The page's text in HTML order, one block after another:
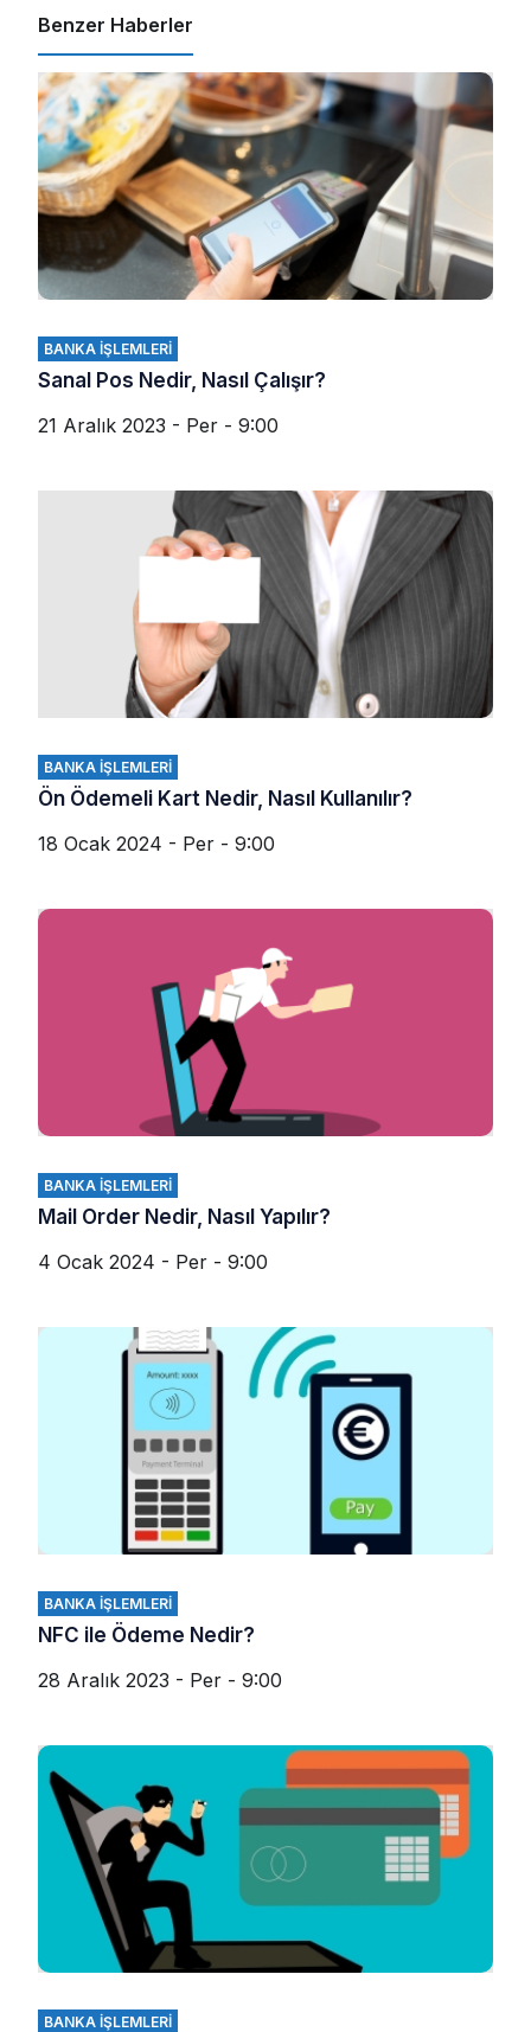
Benzer Haberler
BANKA İŞLEMLERI
Sanal Pos Nedir, Nasıl Çalışır?
21 Aralık 2023 - Per - 9:00
BANKA İŞLEMLERI
Ön Ödemeli Kart Nedir, Nasıl Kullanılır?
18 Ocak 2024 - Per - 9:00
BANKA İŞLEMLERI
Mail Order Nedir, Nasıl Yapılır?
4 Ocak 2024 - Per - 9:00
BANKA İŞLEMLERI
NFC ile Ödeme Nedir?
28 Aralık 2023 - Per - 9:00
BANKA İŞLEMLERI